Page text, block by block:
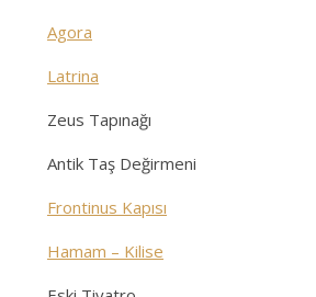
Agora
Latrina
Zeus Tapınağı
Antik Taş Değirmeni
Frontinus Kapısı
Hamam – Kilise